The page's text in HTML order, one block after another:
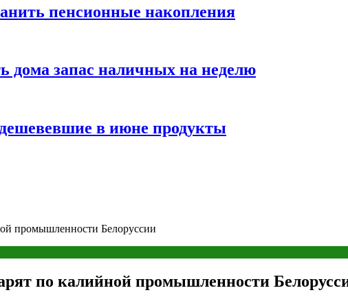
пенсионные накопления
дома запас наличных на неделю
в июне продукты
промышленности Белоруссии
по калийной промышленности